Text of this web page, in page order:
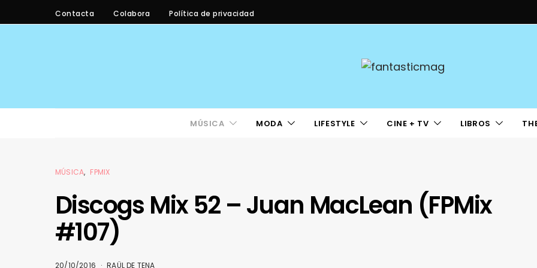
Contacta Colabora Política de privacidad
MÚSICA MODA LIFESTYLE CINE + TV LIBROS
MÚSICA FPMIX
Discogs Mix 52 – Juan MacLean (FPMix
#107)
20/10/2016 RAÜL DE TENA